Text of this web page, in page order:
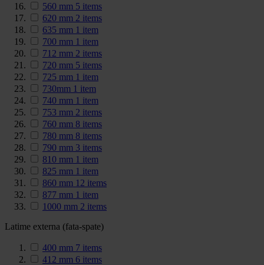
560 mm 5 items
620 mm 2 items
635 mm 1 item
700 mm 1 item
712 mm 2 items
720 mm 5 items
725 mm 1 item
730mm 1 item
740 mm 1 item
753 mm 2 items
760 mm 8 items
780 mm 8 items
790 mm 3 items
810 mm 1 item
825 mm 1 item
860 mm 12 items
877 mm 1 item
1000 mm 2 items
Latime externa (fata-spate)
400 mm 7 items
412 mm 6 items